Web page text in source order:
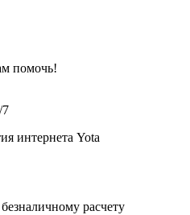
помочь!
7
интернета Yota
расчету